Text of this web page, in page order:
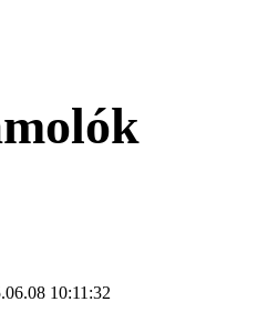
10:11:32